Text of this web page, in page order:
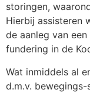
storingen,
Hierbij assisteren
de aanleg van
fundering in de
Wat inmiddels al
d.m.v.